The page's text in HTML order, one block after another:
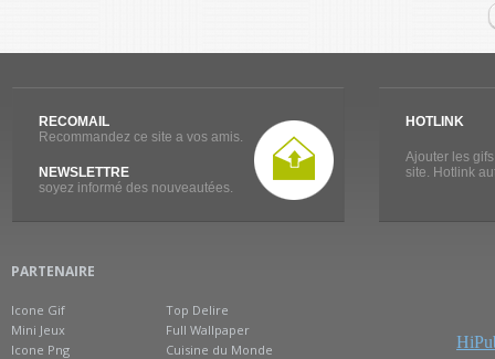
RECOMAIL
Recommandez ce site a vos amis.
NEWSLETTRE
soyez informé des nouveautées.
HOTLINK
Ajouter les
site. Hotlink
PARTENAIRE
Icone Gif
Mini Jeux
Icone Png
Top Delire
Full Wallpaper
Cuisine du Monde